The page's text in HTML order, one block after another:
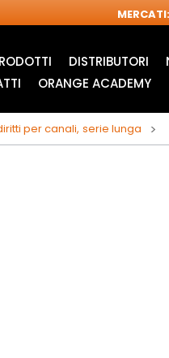
MERCATI:
DISTRIBUTORI
ORANGE ACADEMY
per canali, serie lunga